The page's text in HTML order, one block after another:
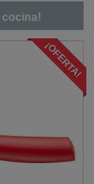
cocina!
¡OFERTA!